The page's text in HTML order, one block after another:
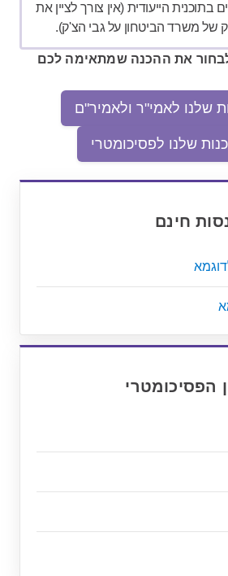
הייעודית (אין צורך לציין את
של משרד הביטחון על גבי הצ'ק).
את ההכנה שמתאימה לכם
שלנו לאמי"ר ולאמיר"ם
שלנו לפסיכומטרי
חינם
הפסיכומטרי